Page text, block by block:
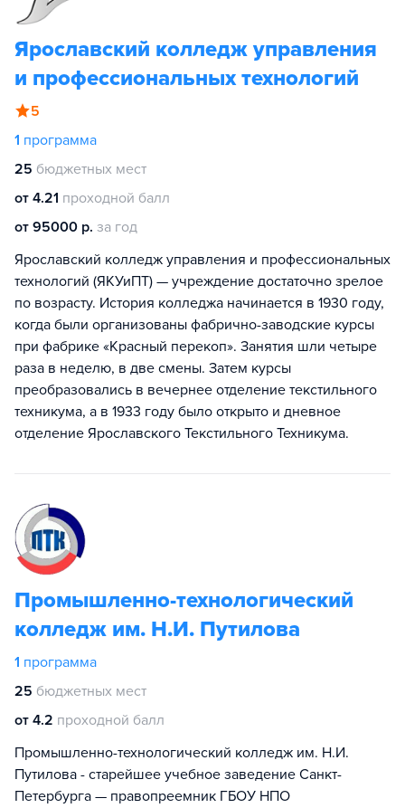
Ярославский колледж управления
и профессиональных технологий
5
1 программа
25 бюджетных мест
от 4.21 проходной балл
от 95000 р. за год
Ярославский колледж управления и профессиональных
технологий (ЯКУиПТ) — учреждение достаточно зрелое
по возрасту. История колледжа начинается в 1930 году,
когда были организованы фабрично-заводские курсы
при фабрике «Красный перекоп». Занятия шли четыре
раза в неделю, в две смены. Затем курсы
преобразовались в вечернее отделение текстильного
техникума, а в 1933 году было открыто и дневное
отделение Ярославского Текстильного Техникума.
Промышленно-технологический
колледж им. Н.И. Путилова
1 программа
25 бюджетных мест
от 4.2 проходной балл
Промышленно-технологический колледж им. Н.И.
Путилова - старейшее учебное заведение Санкт-
Петербурга — правопреемник ГБОУ НПО